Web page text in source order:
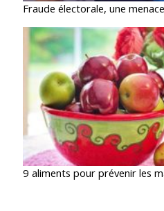
Fraude électorale, une
9 aliments pour prévenir les